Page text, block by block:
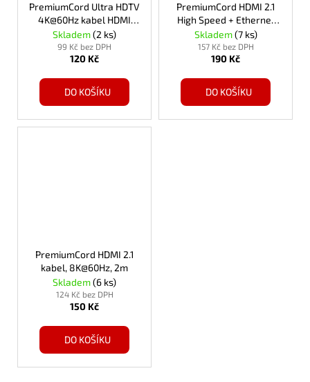
PremiumCord Ultra HDTV
4K@60Hz kabel HDMI
2.0b kovové+zlacené
konektory 1m bavlněný
plášť
Skladem(2 ks)
99 Kč bez DPH
120 Kč
DO KOŠÍKU
PremiumCord HDMI 2.1
High Speed + Ethernet
kabel 8K@60Hz,zlacené
3m
Skladem(7 ks)
157 Kč bez DPH
190 Kč
DO KOŠÍKU
PremiumCord HDMI 2.1
kabel, 8K@60Hz, 2m
Skladem(6 ks)
124 Kč bez DPH
150 Kč
DO KOŠÍKU